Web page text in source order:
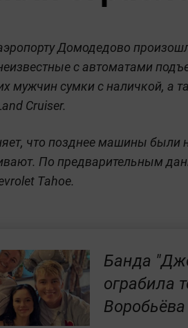
Домодедово
с автоматами
мужчин сумки с наличкой, а
Cruiser.
что позднее машины были
По предварительным
Tahoe.
Банда
ограбила